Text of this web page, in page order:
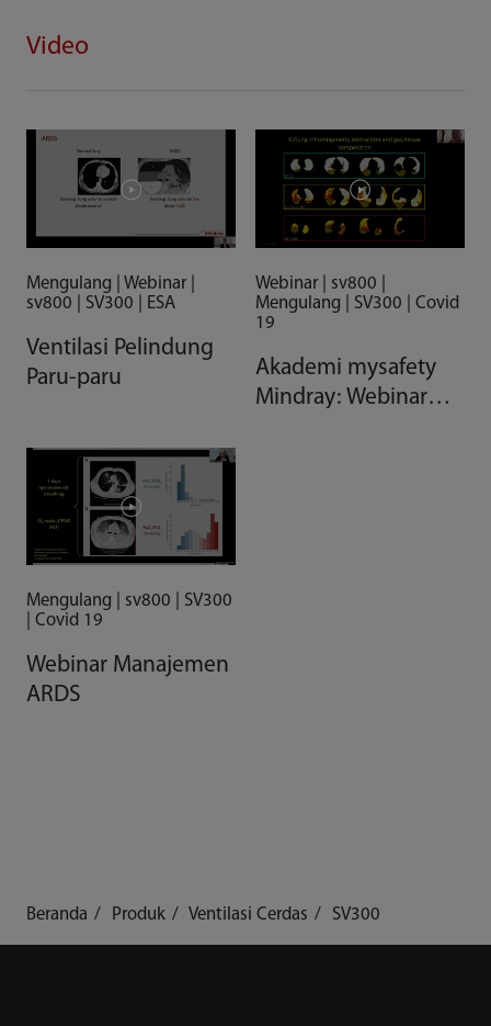
Video
Mengulang | Webinar |
sv800 | SV300 | ESA
Ventilasi Pelindung
Paru-paru
Webinar | sv800 |
Mengulang | SV300 | Covid
19
Akademi mysafety
Mindray: Webinar
Mengulang | sv800 | SV300
| Covid 19
Webinar Manajemen
ARDS
Beranda Produk Ventilasi Cerdas SV300